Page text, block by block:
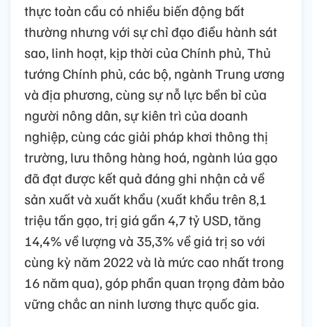
thực toàn cầu có nhiều biến động bất
thường nhưng với sự chỉ đạo điều hành sát
sao, linh hoạt, kịp thời của Chính phủ, Thủ
tướng Chính phủ, các bộ, ngành Trung ương
và địa phương, cùng sự nỗ lực bền bỉ của
người nông dân, sự kiên trì của doanh
nghiệp, cùng các giải pháp khơi thông thị
trường, lưu thông hàng hoá, ngành lúa gạo
đã đạt được kết quả đáng ghi nhận cả về
sản xuất và xuất khẩu (xuất khẩu trên 8,1
triệu tấn gạo, trị giá gần 4,7 tỷ USD, tăng
14,4% về lượng và 35,3% về giá trị so với
cùng kỳ năm 2022 và là mức cao nhất trong
16 năm qua), góp phần quan trọng đảm bảo
vững chắc an ninh lương thực quốc gia.